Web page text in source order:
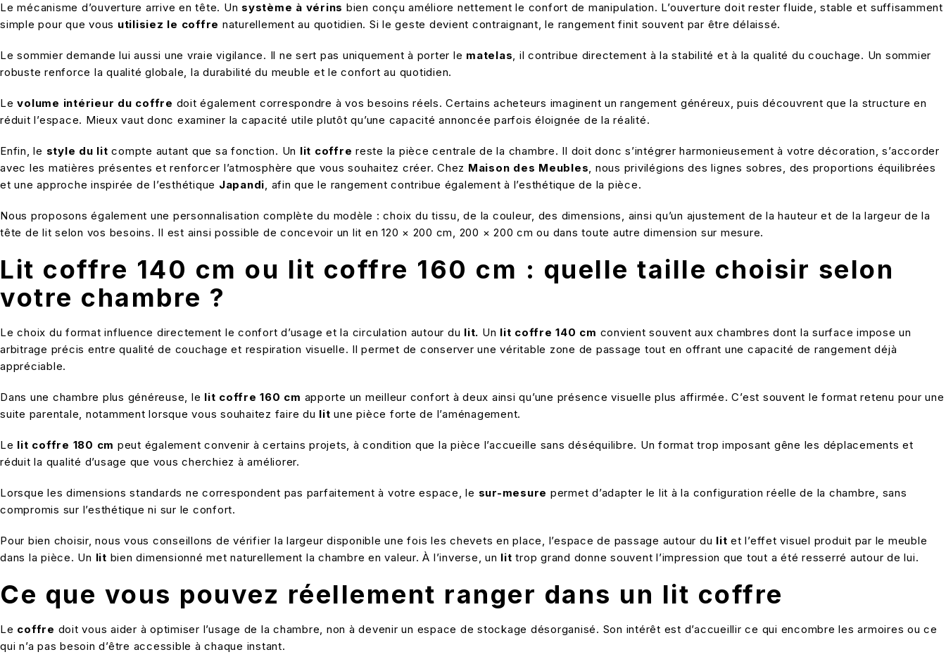
Le mécanisme d’ouverture arrive en tête. Un système à vérins bien conçu améliore nettement le confort de manipulation. L’ouverture doit rester fluide, stable et suffisamment
simple pour que vous utilisiez le coffre naturellement au quotidien. Si le geste devient contraignant, le rangement finit souvent par être délaissé.
Le sommier demande lui aussi une vraie vigilance. Il ne sert pas uniquement à porter le matelas, il contribue directement à la stabilité et à la qualité du couchage. Un sommier
robuste renforce la qualité globale, la durabilité du meuble et le confort au quotidien.
Levolume intérieur du coffre doit également correspondre à vos besoins réels. Certains acheteurs imaginent un rangement généreux, puis découvrent que la structure en
réduit l’espace. Mieux vaut donc examiner la capacité utile plutôt qu’une capacité annoncée parfois éloignée de la réalité.
Enfin, le style du litcompte autant que sa fonction. Un lit coffre reste la pièce centrale de la chambre. Il doit donc s’intégrer harmonieusement à votre décoration, s’accorder
avec les matières présentes et renforcer l’atmosphère que vous souhaitez créer. Chez Maison des Meubles, nous privilégions des lignes sobres, des proportions équilibrées
et une approche inspirée de l’esthétique Japandi, afin que le rangement contribue également à l’esthétique de la pièce.
Nous proposons également une personnalisation complète du modèle : choix du tissu, de la couleur, des dimensions, ainsi qu’un ajustement de la hauteur et de la largeur de la
tête de lit selon vos besoins. Il est ainsi possible de concevoir un lit en 120 × 200 cm, 200 × 200 cm ou dans toute autre dimension sur mesure.
Lit coffre 140 cm ou lit coffre 160 cm : quelle taille choisir selon
votre chambre ?
Le choix du format influence directement le confort d’usage et la circulation autour du lit. Un lit coffre 140 cm convient souvent aux chambres dont la surface impose un
arbitrage précis entre qualité de couchage et respiration visuelle. Il permet de conserver une véritable zone de passage tout en offrant une capacité de rangement déjà
appréciable.
Dans une chambre plus généreuse, le lit coffre 160 cm apporte un meilleur confort à deux ainsi qu’une présence visuelle plus affirmée. C’est souvent le format retenu pour une
suite parentale, notamment lorsque vous souhaitez faire du lit une pièce forte de l’aménagement.
Le lit coffre 180 cm peut également convenir à certains projets, à condition que la pièce l’accueille sans déséquilibre. Un format trop imposant gêne les déplacements et
réduit la qualité d’usage que vous cherchiez à améliorer.
Lorsque les dimensions standards ne correspondent pas parfaitement à votre espace, le sur-mesure permet d’adapter le lit à la configuration réelle de la chambre, sans
compromis sur l’esthétique ni sur le confort.
Pour bien choisir, nous vous conseillons de vérifier la largeur disponible une fois les chevets en place, l’espace de passage autour du lit et l’effet visuel produit par le meuble
dans la pièce. Un lit bien dimensionné met naturellement la chambre en valeur. À l’inverse, un lit trop grand donne souvent l’impression que tout a été resserré autour de lui.
Ce que vous pouvez réellement ranger dans un lit coffre
Le coffre doit vous aider à optimiser l’usage de la chambre, non à devenir un espace de stockage désorganisé. Son intérêt est d’accueillir ce qui encombre les armoires ou ce
qui n’a pas besoin d’être accessible à chaque instant.